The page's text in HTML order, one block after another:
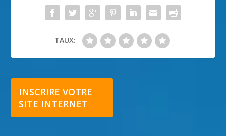
TAUX:
INSCRIRE VOTRE
SITE INTERNET